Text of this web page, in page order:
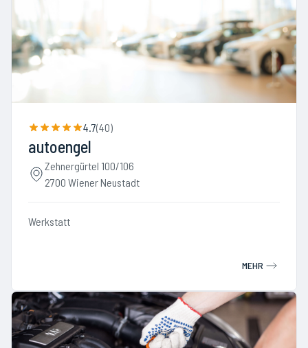
4.7(40)
autoengel
Zehnergürtel 100/106
2700 Wiener Neustadt
Werkstatt
MEHR